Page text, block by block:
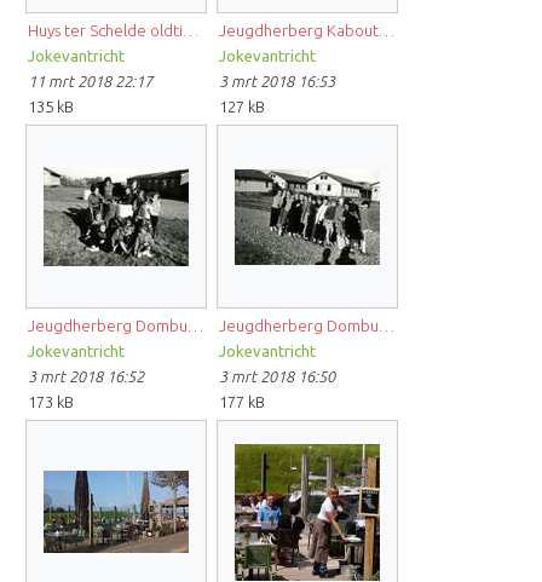
Jokevantricht
11 mrt 2018 22:17
135 kB
Jokevantricht
3 mrt 2018 16:53
127 kB
Jokevantricht
3 mrt 2018 16:52
173 kB
Jokevantricht
3 mrt 2018 16:50
177 kB